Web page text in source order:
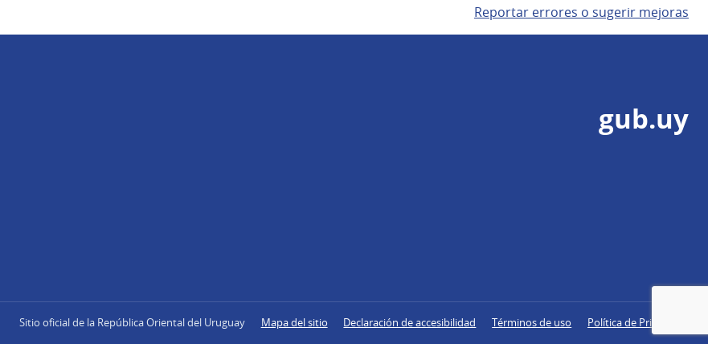
Reportar errores o sugerir mejoras
gub.uy
Sitio oficial de la República Oriental del Uruguay Mapa del sitio Declaración de accesibilidad Términos de uso Política de Privacidad